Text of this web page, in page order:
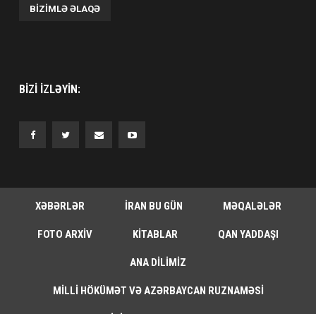
BIZIMLƏ ƏLAQƏ
BIZI IZLƏYIN:
XƏBƏRLƏR İRAN BU GÜN MƏQALƏLƏR
FOTO ARXIV KITABLAR QAN YADDAŞI
ANA DILIMIZ
MILLI HÖKÜMƏT VƏ AZƏRBAYCAN RUZNAMƏSI